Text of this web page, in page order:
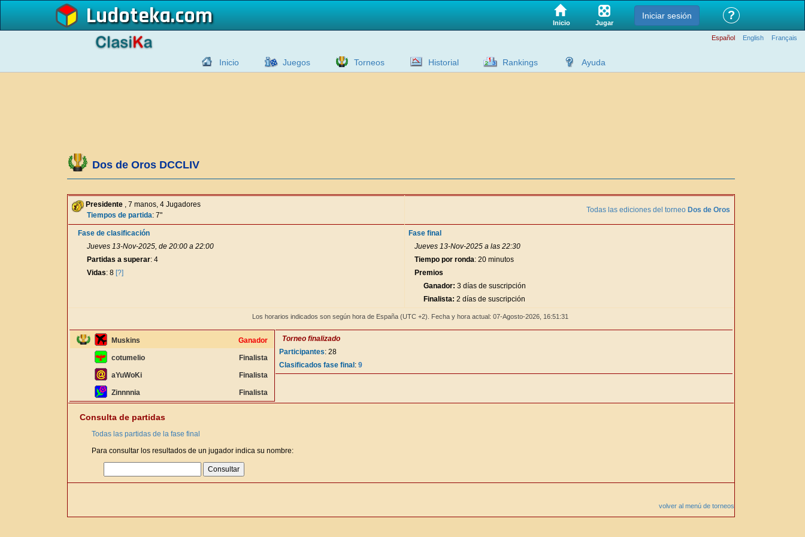
Ludoteka Inicio Jugar
Iniciar sesión ?
Español English Français
Inicio Juegos Torneos Historial Rankings Ayuda
Dos de Oros DCCLIV
Presidente , 7 manos, 4 Jugadores
Tiempos de partida: 7"
Todas las ediciones del torneo Dos de Oros
Fase de clasificación
Jueves 13-Nov-2025, de 20:00 a 22:00
Partidas a superar: 4
Vidas: 8 [?]
Fase final
Jueves 13-Nov-2025 a las 22:30
Tiempo por ronda: 20 minutos
Premios
Ganador: 3 días de suscripción
Finalista: 2 días de suscripción
Los horarios indicados son según hora de España (UTC +2). Fecha y hora actual: 07-Agosto-2026, 16:51:31
Muskins Ganador
cotumelio Finalista
aYuWoKi Finalista
Zinnnnia Finalista
Torneo finalizado
Participantes: 28
Clasificados fase final : 9
Consulta de partidas
Todas las partidas de la fase final
Para consultar los resultados de un jugador indica su nombre:
volver al menú de torneos